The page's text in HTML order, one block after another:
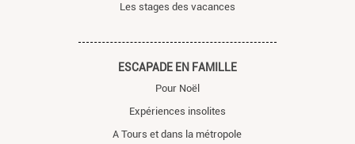
Les stages des vacances
ESCAPADE EN FAMILLE
Pour Noël
Expériences insolites
A Tours et dans la métropole